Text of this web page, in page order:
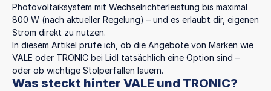
Photovoltaiksystem mit Wechselrichterleistung bis maximal
800 W (nach aktueller Regelung) – und es erlaubt dir, eigenen
Strom direkt zu nutzen.
In diesem Artikel prüfe ich, ob die Angebote von Marken wie
VALE oder TRONIC bei Lidl tatsächlich eine Option sind –
oder ob wichtige Stolperfallen lauern.
Was steckt hinter VALE und TRONIC?